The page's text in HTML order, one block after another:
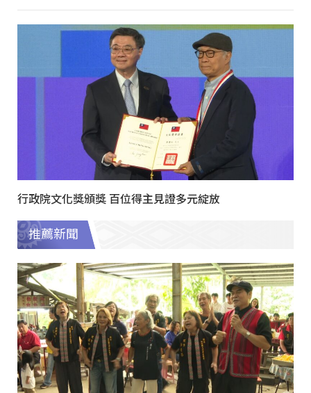
行政院文化獎頒獎 百位得主見證多元綻放
推薦新聞